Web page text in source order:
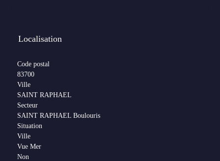
Localisation
Code postal
83700
Ville
SAINT RAPHAEL
Secteur
SAINT RAPHAEL Boulouris
Situation
Ville
Vue Mer
Non